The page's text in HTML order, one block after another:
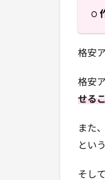
格安
格安
せる
また
とい
そし